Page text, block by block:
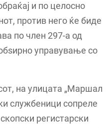
и по целосно
против него ќе биде
по член 297-а од
управување со
на улицата „Маршал
службеници сопреле
регистарски